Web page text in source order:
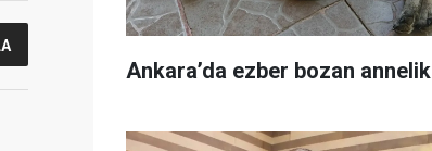
Ankara’da ezber bozan annelik